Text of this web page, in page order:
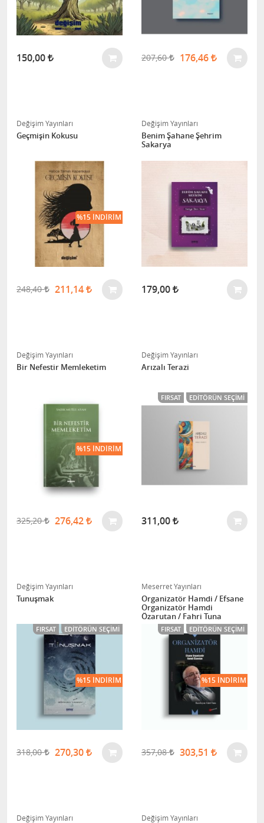
150,00 207,60 176,46
Değişim Yayınları
Geçmişin Kokusu
248,40 211,14
%15 İNDIRIM
Değişim Yayınları
Benim Şahane Şehrim
Sakarya
179,00
Değişim Yayınları
Bir Nefestir Memleketim
325,20 276,42
%15 İNDIRIM
Değişim Yayınları
Arızalı Terazi
FIRSAT EDITÖRÜN SEÇIMI
311,00
Değişim Yayınları
Tunuşmak
FIRSAT EDITÖRÜN SEÇIMI
318,00 270,30
%15 İNDIRIM
Meserret Yayınları
Organizatör Hamdi / Efsane
Organizatör Hamdi
Özarutan / Fahri Tuna
FIRSAT EDITÖRÜN SEÇIMI
357,08 303,51
%15 İNDIRIM
Değişim Yayınları Değişim Yayınları